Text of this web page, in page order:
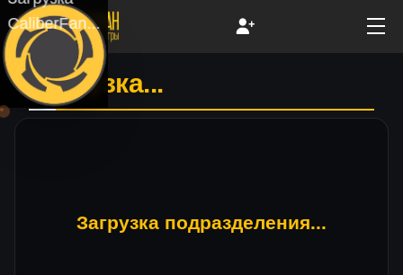
CaliberFan...
Загрузка...
Загрузка подразделения...